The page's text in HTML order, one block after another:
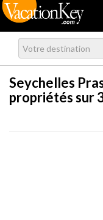
Seychelles
propriétés sur